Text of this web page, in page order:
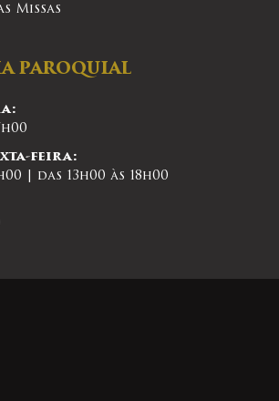
Missas
PAROQUIAL
feira:
| das 13h00 às 18h00